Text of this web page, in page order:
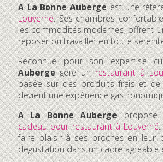
A La Bonne Aubergeest une
Louverné. Ses chambres
les commodités modernes, offrent
reposer ou travailler en toute
Reconnue pour son expertise
Aubergegère unrestaurant à
basée sur des produits frais et de
devient une expérience
A La Bonne Aubergepropose
cadeau pour restaurant à Louverné
faire plaisir à ses proches en leur
dégustation dans un cadre agréable